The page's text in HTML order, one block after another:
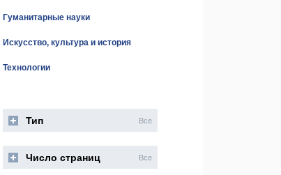
Гуманитарные науки
Искусство, культура и история
Технологии
Тип Все
Число страниц Все